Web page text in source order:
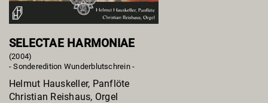
SELECTAE HARMONIAE
(2004)
- Sonderedition Wunderblutschrein -
Helmut Hauskeller, Panflöte
Christian Reishaus, Orgel